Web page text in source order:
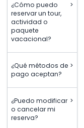
¿Cómo puedo
reservar un tour,
actividad o
paquete
vacacional?
>
¿Qué métodos de
pago aceptan?
>
¿Puedo modificar
o cancelar mi
reserva?
>